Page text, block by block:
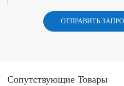
ОТПРАВИТЬ
Сопутствующие Товары